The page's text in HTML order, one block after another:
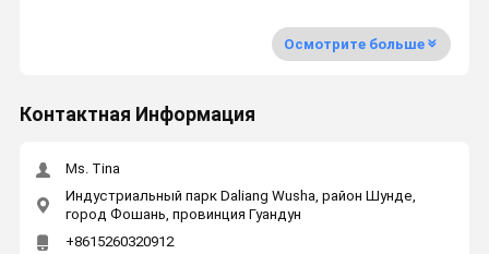
Осмотрите больше
Контактная Информация
Ms. Tina
Индустриальный парк Daliang Wusha, район Шунде,
город Фошань, провинция Гуандун
+8615260320912